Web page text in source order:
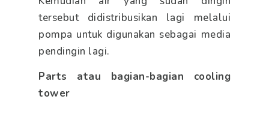
tersebut didistribusikan lagi melalui
pompa untuk digunakan sebagai media
pendingin lagi.
Parts atau bagian-bagian cooling
tower